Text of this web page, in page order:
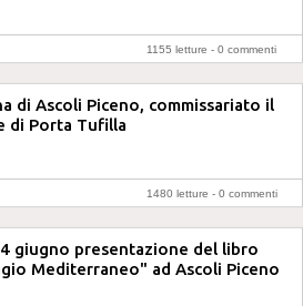
1155 letture - 0 commenti
di Ascoli Piceno, commissariato il
di Porta Tufilla
1480 letture - 0 commenti
giugno presentazione del libro
Mediterraneo" ad Ascoli Piceno